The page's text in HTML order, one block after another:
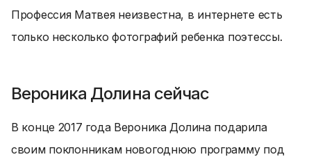
Профессия Матвея неизвестна, в интернете есть
только несколько фотографий ребенка поэтессы.
Вероника Долина сейчас
В конце 2017 года Вероника Долина подарила
своим поклонникам новогоднюю программу под